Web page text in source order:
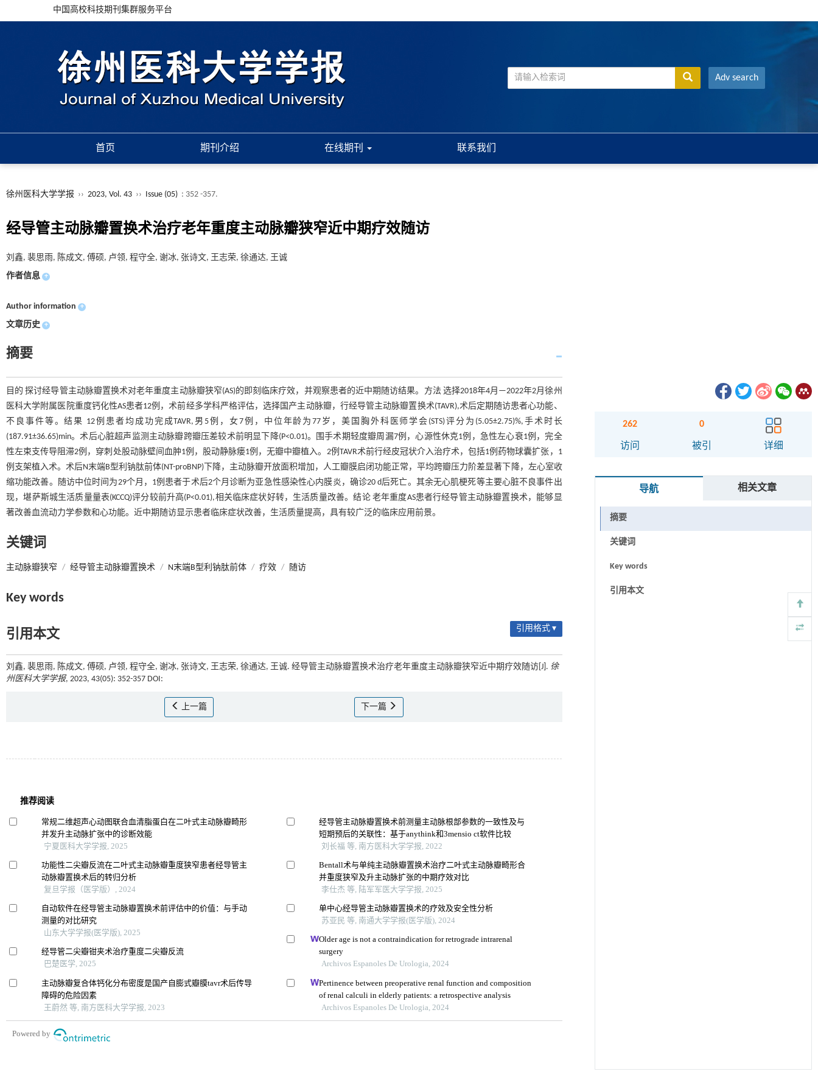
中国高校科技期刊集群服务平台
Adv search
首页 期刊介绍 在线期刊 联系我们
徐州医科大学学报 ›› 2023, Vol. 43 ›› Issue (05) : 352 -357.
经导管主动脉瓣置换术治疗老年重度主动脉瓣狭窄近中期疗效随访
刘鑫, 裴思雨, 陈成文, 傅硕, 卢领, 程守全, 谢冰, 张诗文, 王志荣, 徐通达, 王诚
作者信息 +
Author information +
文章历史 +
摘要
目的 探讨经导管主动脉瓣置换术对老年重度主动脉瓣狭窄(AS)的即刻临床疗效，并观察患者的近中期随访结果。方法 选择2018年4月—2022年2月徐州
医科大学附属医院重度钙化性AS患者12例，术前经多学科严格评估，选择国产主动脉瓣，行经导管主动脉瓣置换术(TAVR),术后定期随访患者心功能、
不良事件等。结果 12例患者均成功完成TAVR,男5例，女7例，中位年龄为77岁，美国胸外科医师学会(STS)评分为(5.05±2.75)%,手术时长
(187.91±36.65)min。术后心脏超声监测主动脉瓣跨瓣压差较术前明显下降(P<0.01)。围手术期轻度瓣周漏7例，心源性休克1例，急性左心衰1例，完全
性左束支传导阻滞2例，穿刺处股动脉壁间血肿1例，股动静脉瘘1例，无瓣中瓣植入。2例TAVR术前行经皮冠状介入治疗术，包括1例药物球囊扩张，1
例支架植入术。术后N末端B型利钠肽前体(NT-proBNP)下降，主动脉瓣开放面积增加，人工瓣膜启闭功能正常，平均跨瓣压力阶差显著下降，左心室收
缩功能改善。随访中位时间为29个月，1例患者于术后2个月诊断为亚急性感染性心内膜炎，确诊20 d后死亡。其余无心肌梗死等主要心脏不良事件出
现，堪萨斯城生活质量量表(KCCQ)评分较前升高(P<0.01),相关临床症状好转，生活质量改善。结论 老年重度AS患者行经导管主动脉瓣置换术，能够显
著改善血流动力学参数和心功能。近中期随访显示患者临床症状改善，生活质量提高，具有较广泛的临床应用前景。
关键词
主动脉瓣狭窄 / 经导管主动脉瓣置换术 / N末端B型利钠肽前体 / 疗效 / 随访
Key words
引用本文 引用格式 ▾
刘鑫, 裴思雨, 陈成文, 傅硕, 卢领, 程守全, 谢冰, 张诗文, 王志荣, 徐通达, 王诚. 经导管主动脉瓣置换术治疗老年重度主动脉瓣狭窄近中期疗效随访[J]. 徐
州医科大学学报, 2023, 43(05): 352-357 DOI:
上一篇 下一篇
262
访问
0
被引 详细
导航 相关文章
摘要
关键词
Key words
引用本文